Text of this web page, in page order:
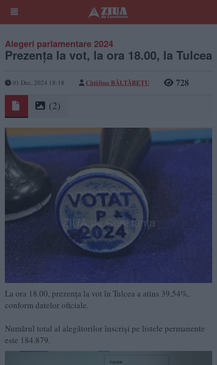
Alegeri parlamentare 2024
Prezența la vot, la ora 18.00, la Tulcea
01 Dec, 2024 18:18 Cătălina BĂLTĂREȚU 728
(2)
La ora 18.00, prezența la vot în Tulcea a atins 39,54%,
conform datelor oficiale.
Numărul total al alegătorilor înscriși pe listele permanente
este 184.879.